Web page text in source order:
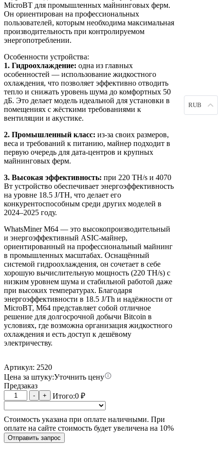
MicroBT для промышленных майнинговых ферм.
Он ориентирован на профессиональных
пользователей, которым необходима максимальная
производительность при контролируемом
энергопотреблении.
Особенности устройства:
1. Гидроохлаждение: одна из главных
особенностей — использование жидкостного
охлаждения, что позволяет эффективно отводить
тепло и снижать уровень шума до комфортных 50
дБ. Это делает модель идеальной для установки в
помещениях с жёсткими требованиями к
вентиляции и акустике.
2. Промышленный класс: из-за своих размеров,
веса и требований к питанию, майнер подходит в
первую очередь для дата-центров и крупных
майнинговых ферм.
3. Высокая эффективность: при 220 TH/s и 4070
Вт устройство обеспечивает энергоэффективность
на уровне 18.5 J/TH, что делает его
конкурентоспособным среди других моделей в
2024–2025 году.
WhatsMiner M64 — это высокопроизводительный
и энергоэффективный ASIC-майнер,
ориентированный на профессиональный майнинг
в промышленных масштабах. Оснащённый
системой гидроохлаждения, он сочетает в себе
хорошую вычислительную мощность (220 TH/s) с
низким уровнем шума и стабильной работой даже
при высоких температурах. Благодаря
энергоэффективности в 18.5 J/Th и надёжности от
MicroBT, M64 представляет собой отличное
решение для долгосрочной добычи Bitcoin в
условиях, где возможна организация жидкостного
охлаждения и есть доступ к дешёвому
электричеству.
Артикул: 2520
Цена за штуку:Уточнить цену
Предзаказ
Количество
товара
Whatsminer
M64
18.5W
220T
- + Итого:0₽
Стоимость указана при оплате наличными. При
оплате на сайте стоимость будет увеличена на 10%
Отправить запрос
RUB